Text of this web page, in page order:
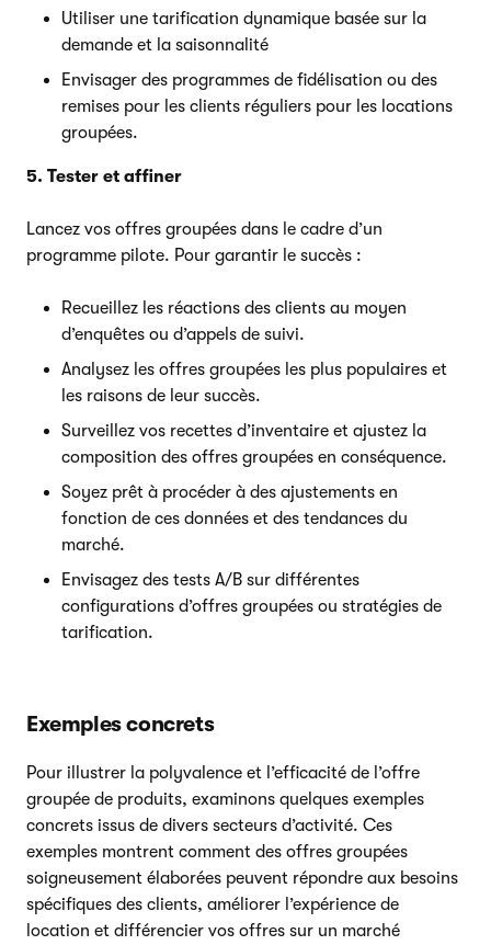
Utiliser une tarification dynamique basée sur la
demande et la saisonnalité
Envisager des programmes de fidélisation ou des
remises pour les clients réguliers pour les locations
groupées.
5. Tester et affiner
Lancez vos offres groupées dans le cadre d’un
programme pilote. Pour garantir le succès :
Recueillez les réactions des clients au moyen
d’enquêtes ou d’appels de suivi.
Analysez les offres groupées les plus populaires et
les raisons de leur succès.
Surveillez vos recettes d’inventaire et ajustez la
composition des offres groupées en conséquence.
Soyez prêt à procéder à des ajustements en
fonction de ces données et des tendances du
marché.
Envisagez des tests A/B sur différentes
configurations d’offres groupées ou stratégies de
tarification.
Exemples concrets
Pour illustrer la polyvalence et l’efficacité de l’offre
groupée de produits, examinons quelques exemples
concrets issus de divers secteurs d’activité. Ces
exemples montrent comment des offres groupées
soigneusement élaborées peuvent répondre aux besoins
spécifiques des clients, améliorer l’expérience de
location et différencier vos offres sur un marché